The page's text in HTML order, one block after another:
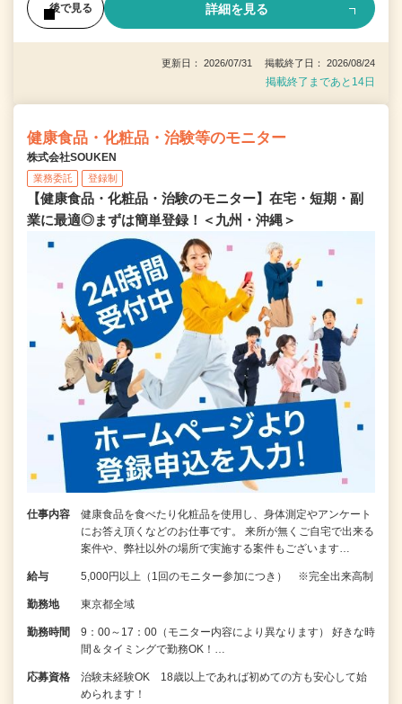
後で見る 詳細を見る
更新日： 2026/07/31 掲載終了日： 2026/08/24
掲載終了まであと14日
健康食品・化粧品・治験等のモニター
株式会社SOUKEN
業務委託 登録制
【健康食品・化粧品・治験のモニター】在宅・短期・副
業に最適◎まずは簡単登録！＜九州・沖縄＞
仕事内容
健康食品を食べたり化粧品を使用し、身体測定やアンケート
にお答え頂くなどのお仕事です。 来所が無くご自宅で出来る
案件や、弊社以外の場所で実施する案件もございます…
給与 5,000円以上（1回のモニター参加につき） ※完全出来高制
勤務地 東京都全域
勤務時間
9：00～17：00（モニター内容により異なります） 好きな時
間＆タイミングで勤務OK！…
応募資格
治験未経験OK 18歳以上であれば初めての方も安心して始
められます！